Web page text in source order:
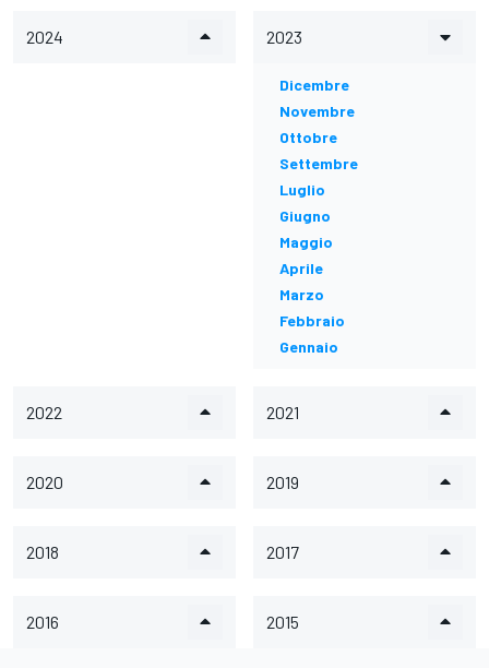
2024 2023
Dicembre
Novembre
Ottobre
Settembre
Luglio
Giugno
Maggio
Aprile
Marzo
Febbraio
Gennaio
2022 2021
2020 2019
2018 2017
2016 2015